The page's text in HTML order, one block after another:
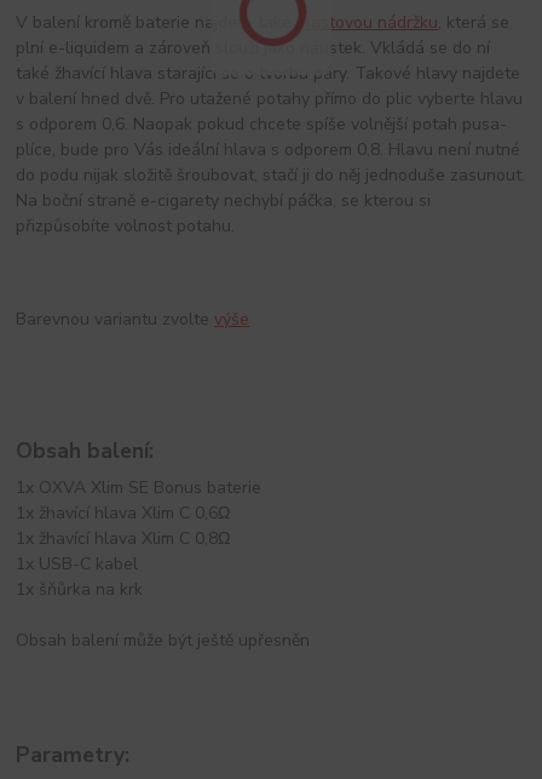
V balení kromě baterie najdete taképlastovou nádržku, která se
plní e-liquidem a zároveň slouží jako náustek. Vkládá se do ní
také žhavící hlava starající se o tvorbu páry. Takové hlavy najdete
v balení hned dvě. Pro utažené potahy přímo do plic vyberte hlavu
s odporem 0,6. Naopak pokud chcete spíše volnější potah pusa-
plíce, bude pro Vás ideální hlava s odporem 0,8. Hlavu není nutné
do podu nijak složitě šroubovat, stačí ji do něj jednoduše zasunout.
Na boční straně e-cigarety nechybí páčka, se kterou si
přizpůsobíte volnost potahu.
Barevnou variantu zvoltevýše
Obsah balení:
1x OXVA Xlim SE Bonus baterie
1x žhavící hlava Xlim C 0,6Ω
1x žhavící hlava Xlim C 0,8Ω
1x USB-C kabel
1x šňůrka na krk
Obsah balení může být ještě upřesněn
Parametry: